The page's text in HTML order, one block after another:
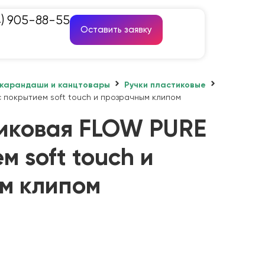
905-88-55
Оставить заявку
и канцтовары
Ручки пластиковые
покрытием soft touch и прозрачным клипом
FLOW PURE
soft touch и
клипом